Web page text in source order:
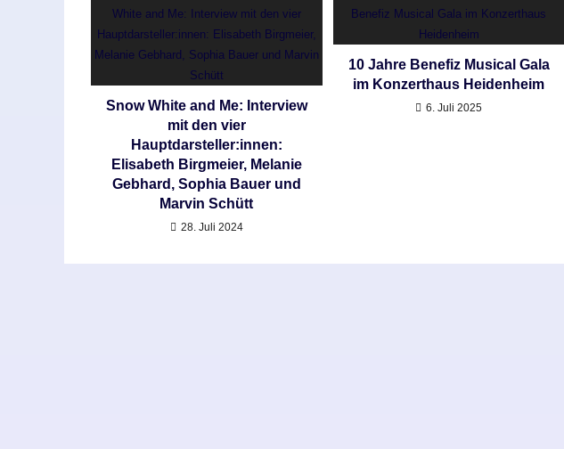
Snow White and Me: Interview
mit den vier
Hauptdarsteller:innen:
Elisabeth Birgmeier, Melanie
Gebhard, Sophia Bauer und
Marvin Schütt
28. Juli 2024
10 Jahre Benefiz Musical Gala
im Konzerthaus Heidenheim
6. Juli 2025